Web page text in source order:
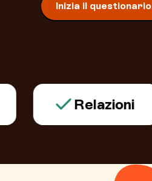
Inizia il questionario
Relazioni